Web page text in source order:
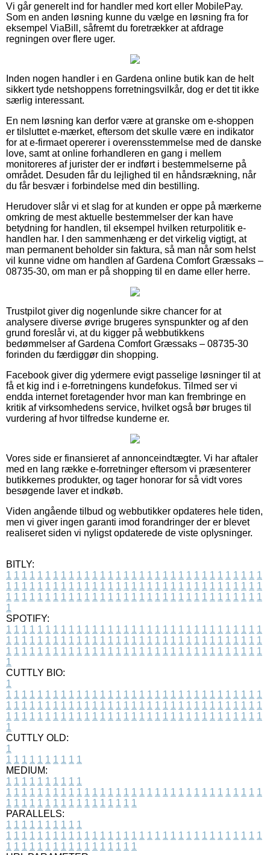
Vi går generelt ind for handler med kort eller MobilePay.
Som en anden løsning kunne du vælge en løsning fra for
eksempel ViaBill, såfremt du foretrækker at afdrage
regningen over flere uger.
Inden nogen handler i en Gardena online butik kan de helt
sikkert tyde netshoppens forretningsvilkår, dog er det tit ikke
særlig interessant.
En nem løsning kan derfor være at granske om e-shoppen
er tilsluttet e-mærket, eftersom det skulle være en indikator
for at e-firmaet opererer i overensstemmelse med de danske
love, samt at online forhandleren en gang i mellem
monitoreres af jurister der er indført i bestemmelserne på
området. Desuden får du lejlighed til en håndsrækning, når
du får besvær i forbindelse med din bestilling.
Herudover slår vi et slag for at kunden er oppe på mærkerne
omkring de mest aktuelle bestemmelser der kan have
betydning for handlen, til eksempel hvilken returpolitik e-
handlen har. I den sammenhæng er det virkelig vigtigt, at
man permanent beholder sin faktura, så man når som helst
vil kunne vidne om handlen af Gardena Comfort Græssaks –
08735-30, om man er på shopping til en dame eller herre.
Trustpilot giver dig nogenlunde sikre chancer for at
analysere diverse øvrige brugeres synspunkter og af den
grund foreslår vi, at du kigger på webbutikkens
bedømmelser af Gardena Comfort Græssaks – 08735-30
forinden du færdiggør din shopping.
Facebook giver dig ydermere evigt passelige løsninger til at
få et kig ind i e-forretningens kundefokus. Tilmed ser vi
endda internet foretagender hvor man kan frembringe en
kritik af virksomhedens service, hvilket også bør bruges til
vurdering af hvor tilfredse kunderne er.
Vores side er finansieret af annonceindtægter. Vi har aftaler
med en lang række e-forretninger eftersom vi præsenterer
butikkernes produkter, og tager honorar for så vidt vores
besøgende laver et indkøb.
Viden angående tilbud og webbutikker opdateres hele tiden,
men vi giver ingen garanti imod forandringer der er blevet
realiseret siden vi nyligst opdaterede de viste oplysninger.
BITLY:
1 1 1 1 1 1 1 1 1 1 1 1 1 1 1 1 1 1 1 1 1 1 1 1 1 1 1 1 1 1 1 1 1
1 1 1 1 1 1 1 1 1 1 1 1 1 1 1 1 1 1 1 1 1 1 1 1 1 1 1 1 1 1 1 1 1
1 1 1 1 1 1 1 1 1 1 1 1 1 1 1 1 1 1 1 1 1 1 1 1 1 1 1 1 1 1 1 1 1
1
SPOTIFY:
1 1 1 1 1 1 1 1 1 1 1 1 1 1 1 1 1 1 1 1 1 1 1 1 1 1 1 1 1 1 1 1 1
1 1 1 1 1 1 1 1 1 1 1 1 1 1 1 1 1 1 1 1 1 1 1 1 1 1 1 1 1 1 1 1 1
1 1 1 1 1 1 1 1 1 1 1 1 1 1 1 1 1 1 1 1 1 1 1 1 1 1 1 1 1 1 1 1 1
1
CUTTLY BIO:
1
1 1 1 1 1 1 1 1 1 1 1 1 1 1 1 1 1 1 1 1 1 1 1 1 1 1 1 1 1 1 1 1 1
1 1 1 1 1 1 1 1 1 1 1 1 1 1 1 1 1 1 1 1 1 1 1 1 1 1 1 1 1 1 1 1 1
1 1 1 1 1 1 1 1 1 1 1 1 1 1 1 1 1 1 1 1 1 1 1 1 1 1 1 1 1 1 1 1 1
1
CUTTLY OLD:
1
1 1 1 1 1 1 1 1 1 1
MEDIUM:
1 1 1 1 1 1 1 1 1 1
1 1 1 1 1 1 1 1 1 1 1 1 1 1 1 1 1 1 1 1 1 1 1 1 1 1 1 1 1 1 1 1 1
1 1 1 1 1 1 1 1 1 1 1 1 1 1 1 1 1
PARALLELS:
1 1 1 1 1 1 1 1 1 1
1 1 1 1 1 1 1 1 1 1 1 1 1 1 1 1 1 1 1 1 1 1 1 1 1 1 1 1 1 1 1 1 1
1 1 1 1 1 1 1 1 1 1 1 1 1 1 1 1 1